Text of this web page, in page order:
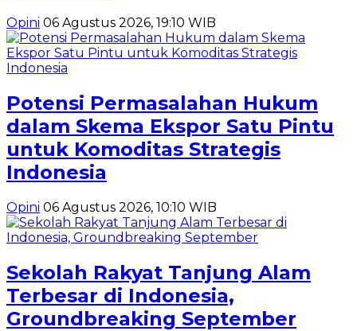
Opini 06 Agustus 2026, 19:10 WIB
Potensi Permasalahan Hukum
dalam Skema Ekspor Satu Pintu
untuk Komoditas Strategis
Indonesia
Opini 06 Agustus 2026, 10:10 WIB
Sekolah Rakyat Tanjung Alam
Terbesar di Indonesia,
Groundbreaking September